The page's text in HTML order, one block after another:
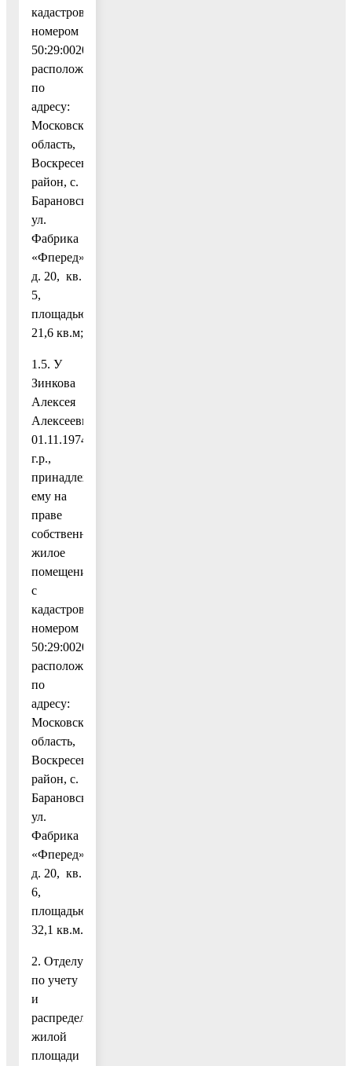
кадастровым
номером
50:29:0020305:1235,
расположенное
по
адресу:
Московская
область,
Воскресенский
район, с.
Барановское,
ул.
Фабрика
«Фперед»,
д. 20, кв.
5,
площадью
21,6 кв.м;
1.5. У
Зинкова
Алексея
Алексеевича,
01.11.1974
г.р.,
принадлежащее
ему на
праве
собственности
жилое
помещение
с
кадастровым
номером
50:29:0020305:1236,
расположенное
по
адресу:
Московская
область,
Воскресенский
район, с.
Барановское,
ул.
Фабрика
«Фперед»,
д. 20, кв.
6,
площадью
32,1 кв.м.
2. Отделу
по учету
и
распределению
жилой
площади